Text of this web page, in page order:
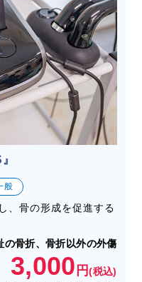
般
、骨の形成を促進する
の骨折、骨折以外の外傷
3,000 円(税込)